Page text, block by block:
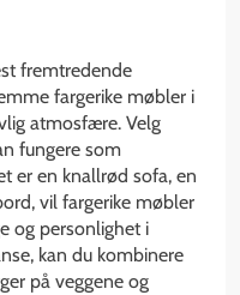
fremtredende
fargerike møbler i
atmosfære. Velg
fungere som
er en knallrød sofa, en
vil fargerike møbler
og personlighet i
kan du kombinere
på veggene og